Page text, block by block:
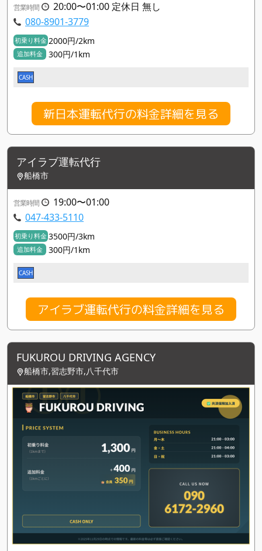
営業時間
20:00〜01:00 定休日 無し
080-8901-3779
初乗り料金 2000円/2km
追加料金 300円/1km
CASH
新日本運転代行の料金詳細を見る
アイラブ運転代行
船橋市
営業時間
19:00〜01:00
047-433-5110
初乗り料金 3500円/3km
追加料金 300円/1km
CASH
アイラブ運転代行の料金詳細を見る
FUKUROU DRIVING AGENCY
船橋市,習志野市,八千代市